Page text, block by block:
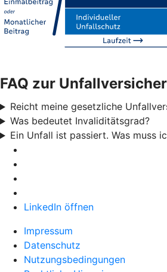
FAQ zur
Reicht meine gesetzliche
Was bedeutet Invaliditätsgrad?
Ein Unfall ist passiert. Was muss
LinkedIn öffnen
Impressum
Datenschutz
Nutzungsbedingungen